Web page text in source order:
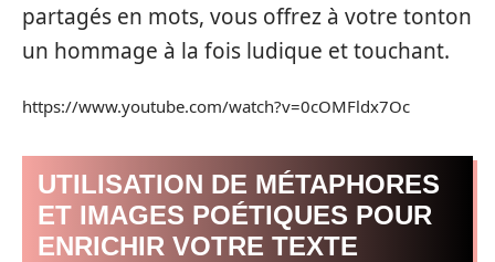
partagés en mots, vous offrez à votre tonton
un hommage à la fois ludique et touchant.
https://www.youtube.com/watch?v=0cOMFldx7Oc
UTILISATION DE MÉTAPHORES
ET IMAGES POÉTIQUES POUR
ENRICHIR VOTRE TEXTE